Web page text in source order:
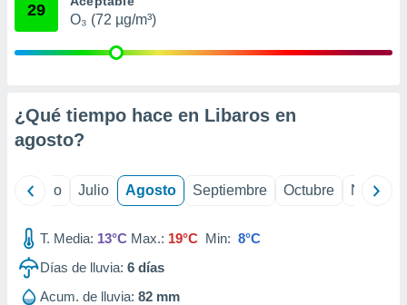
publicidad
publicidad
1199
29
O₃ (72 µg/m³)
¿Qué tiempo hace en Libaros en
agosto?
Junio Julio Agosto Septiembre Octubre
T. Media: 13°C Max.: 19°C Min: 8°C
Días de lluvia: 6 días
Acum. de lluvia: 82 mm